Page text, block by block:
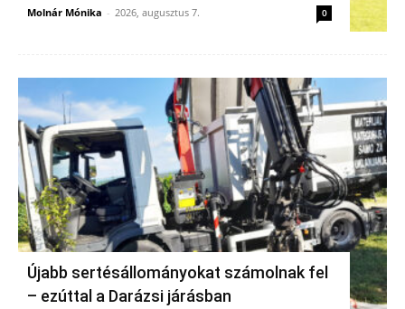
Molnár Mónika - 2026, augusztus 7. 0
Újabb sertésállományokat számolnak fel
– ezúttal a Darázsi járásban